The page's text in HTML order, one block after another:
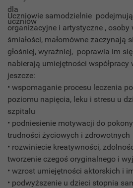
Uczniowie samodzielnie
organizacyjne i artystyczne ,
śmiałości, małomówne zaczynają
głośniej, wyraźniej, poprawia im
nabierają umiejętności współpracy
jeszcze:
• wspomaganie procesu leczenia
poziomu napięcia, leku i stresu u
szpitalu
• podniesienie motywacji do
trudności życiowych i zdrowotnych
• rozwiniecie kreatywności,
tworzenie czegoś oryginalnego i
• wzrost umiejętności aktorskich i
• podwyższenie u dzieci stopnia